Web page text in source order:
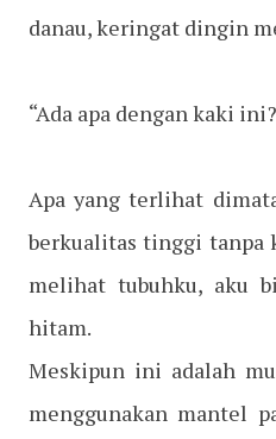
danau, keringat dingin
“Ada apa dengan kaki
Apa yang terlihat
berkualitas tinggi tanpa
melihat tubuhku, aku
hitam.
Meskipun ini adalah
menggunakan mantel